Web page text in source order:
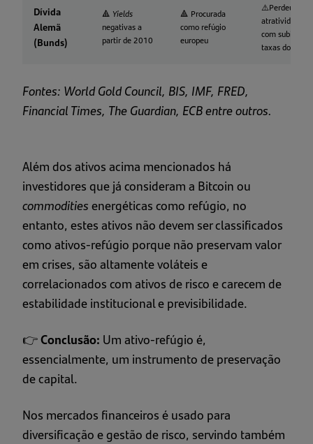
Dívida
Alemã
(Bunds)
🔺 Yields
negativas a
partir de 2010
🔺 Procurada
como refúgio
europeu
⚠️Perdeu
atratividade
com subida de
taxas do BCE
Fontes: World Gold Council, BIS, IMF, FRED,
Financial Times, The Guardian, ECB entre outros.
Além dos ativos acima mencionados há
investidores que já consideram a Bitcoin ou
commoditiesenergéticas como refúgio, no
entanto, estes ativos não devem ser classificados
como ativos-refúgio porque não preservam valor
em crises, são altamente voláteis e
correlacionados com ativos de risco e carecem de
estabilidade institucional e previsibilidade.
👉Conclusão: Um ativo-refúgio é,
essencialmente, um instrumento de preservação
de capital.
Nos mercados financeiros é usado para
diversificação e gestão de risco, servindo também